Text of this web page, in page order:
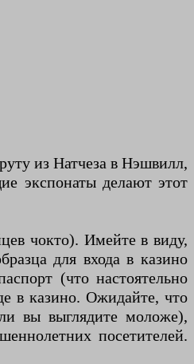
из Натчеза в Нэшвилл,
экспонаты делают этот
чокто). Имейте в виду,
для входа в казино
(что настоятельно
в казино. Ожидайте, что
вы выглядите моложе),
посетителей.